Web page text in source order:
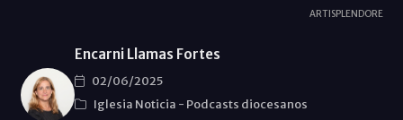
ARTISPLENDORE
Encarni Llamas Fortes
02/06/2025
Iglesia Noticia - Podcasts diocesanos